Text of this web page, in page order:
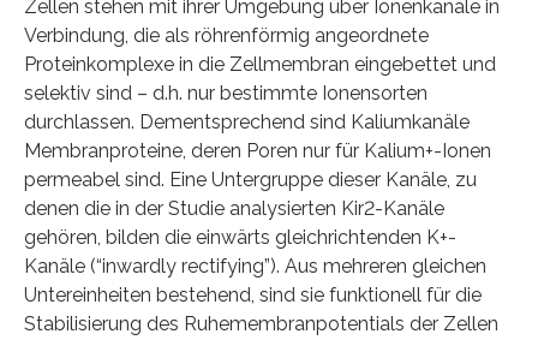
Zellen stehen mit ihrer Umgebung über Ionenkanäle in
Verbindung, die als röhrenförmig angeordnete
Proteinkomplexe in die Zellmembran eingebettet und
selektiv sind – d.h. nur bestimmte Ionensorten
durchlassen. Dementsprechend sind Kaliumkanäle
Membranproteine, deren Poren nur für Kalium+-Ionen
permeabel sind. Eine Untergruppe dieser Kanäle, zu
denen die in der Studie analysierten Kir2-Kanäle
gehören, bilden die einwärts gleichrichtenden K+-
Kanäle (“inwardly rectifying”). Aus mehreren gleichen
Untereinheiten bestehend, sind sie funktionell für die
Stabilisierung des Ruhemembranpotentials der Zellen